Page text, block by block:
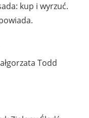
kup i wyrzuć.
Todd